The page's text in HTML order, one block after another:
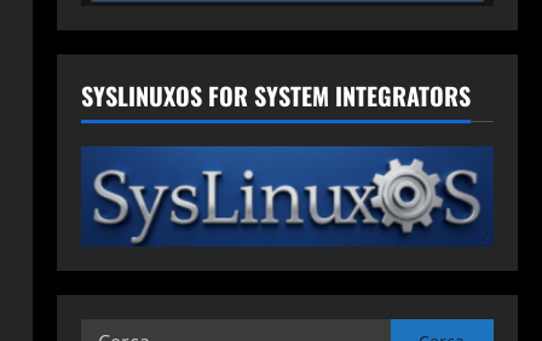
SYSLINUXOS FOR SYSTEM INTEGRATORS
Ricerca